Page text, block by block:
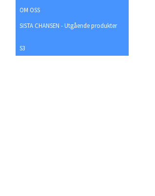
OM OSS
SISTA CHANSEN - Utgående produkter
S3